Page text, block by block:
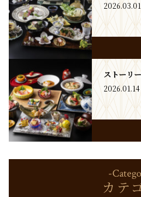
2026.03.01
ストーリ
2026.01.14
-
カテ